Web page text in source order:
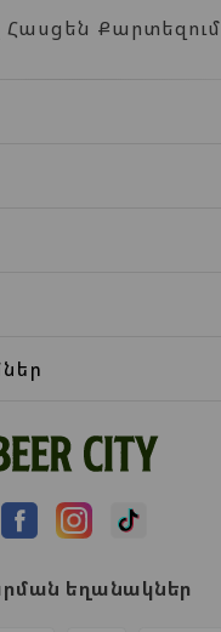
Հասցեն Քարտեզում
եղանակներ